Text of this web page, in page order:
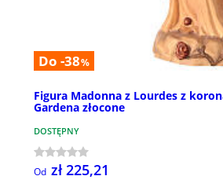
Do -38%
Figura Madonna z Lourdes z
Gardena złocone
DOSTĘPNY
Od zł 225,21